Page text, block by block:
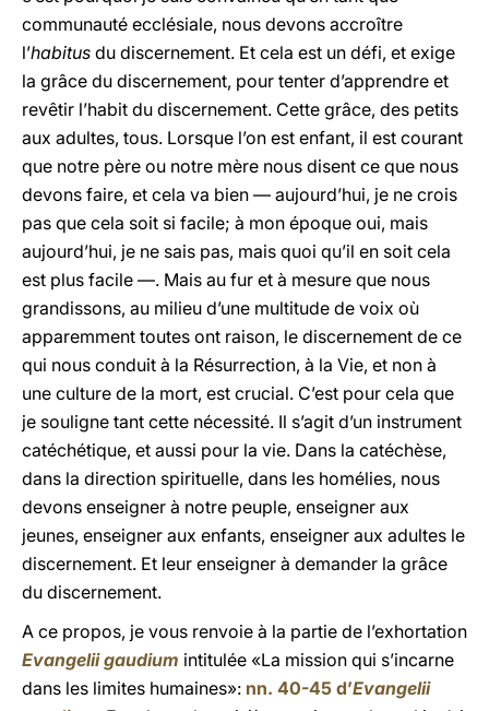
communauté ecclésiale, nous devons accroître
l’habitus du discernement. Et cela est un défi, et exige
la grâce du discernement, pour tenter d’apprendre et
revêtir l’habit du discernement. Cette grâce, des petits
aux adultes, tous. Lorsque l’on est enfant, il est courant
que notre père ou notre mère nous disent ce que nous
devons faire, et cela va bien — aujourd’hui, je ne crois
pas que cela soit si facile; à mon époque oui, mais
aujourd’hui, je ne sais pas, mais quoi qu’il en soit cela
est plus facile —. Mais au fur et à mesure que nous
grandissons, au milieu d’une multitude de voix où
apparemment toutes ont raison, le discernement de ce
qui nous conduit à la Résurrection, à la Vie, et non à
une culture de la mort, est crucial. C’est pour cela que
je souligne tant cette nécessité. Il s’agit d’un instrument
catéchétique, et aussi pour la vie. Dans la catéchèse,
dans la direction spirituelle, dans les homélies, nous
devons enseigner à notre peuple, enseigner aux
jeunes, enseigner aux enfants, enseigner aux adultes le
discernement. Et leur enseigner à demander la grâce
du discernement.
A ce propos, je vous renvoie à la partie de l’exhortation
Evangelii gaudium intitulée «La mission qui s’incarne
dans les limites humaines»: nn. 40-45 d’Evangelii